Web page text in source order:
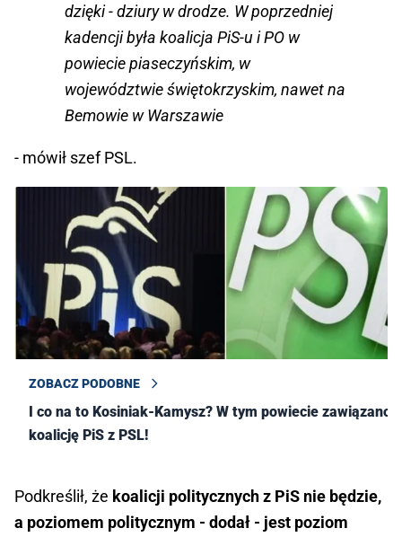
dzięki - dziury w drodze. W poprzedniej
kadencji była koalicja PiS-u i PO w
powiecie piaseczyńskim, w
województwie świętokrzyskim, nawet na
Bemowie w Warszawie
- mówił szef PSL.
ZOBACZ PODOBNE
I co na to Kosiniak-Kamysz? W tym powiecie zawiązano
koalicję PiS z PSL!
Podkreślił, że koalicji politycznych z PiS nie będzie,
a poziomem politycznym - dodał - jest poziom